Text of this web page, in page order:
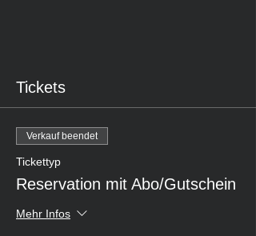
Tickets
Verkauf beendet
Tickettyp
Reservation mit Abo/Gutschein
Mehr Infos